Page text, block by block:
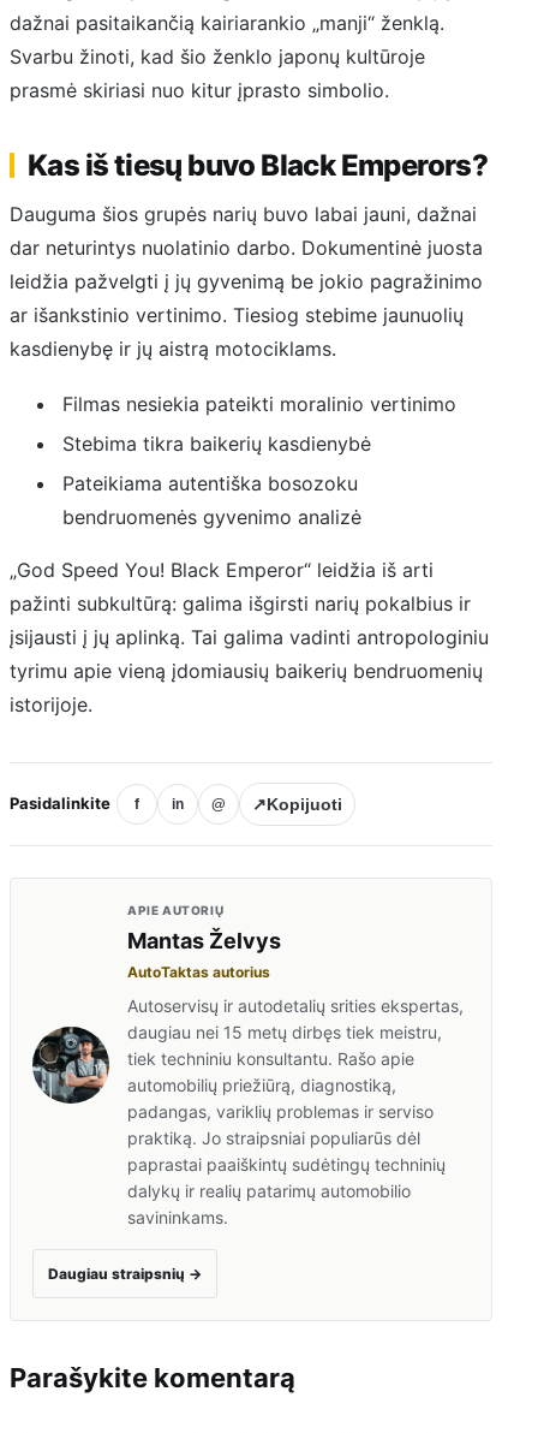
dažnai pasitaikančią kairiarankio „manji“ ženklą.
Svarbu žinoti, kad šio ženklo japonų kultūroje
prasmė skiriasi nuo kitur įprasto simbolio.
Kas iš tiesų buvo Black Emperors?
Dauguma šios grupės narių buvo labai jauni, dažnai
dar neturintys nuolatinio darbo. Dokumentinė juosta
leidžia pažvelgti į jų gyvenimą be jokio pagražinimo
ar išankstinio vertinimo. Tiesiog stebime jaunuolių
kasdienybę ir jų aistrą motociklams.
Filmas nesiekia pateikti moralinio vertinimo
Stebima tikra baikerių kasdienybė
Pateikiama autentiška bosozoku
bendruomenės gyvenimo analizė
„God Speed You! Black Emperor“ leidžia iš arti
pažinti subkultūrą: galima išgirsti narių pokalbius ir
įsijausti į jų aplinką. Tai galima vadinti antropologiniu
tyrimu apie vieną įdomiausių baikerių bendruomenių
istorijoje.
Pasidalinkite f in @ ↗Kopijuoti
APIE AUTORIŲ
Mantas Želvys
AutoTaktas autorius
Autoservisų ir autodetalių srities ekspertas,
daugiau nei 15 metų dirbęs tiek meistru,
tiek techniniu konsultantu. Rašo apie
automobilių priežiūrą, diagnostiką,
padangas, variklių problemas ir serviso
praktiką. Jo straipsniai populiarūs dėl
paprastai paaiškintų sudėtingų techninių
dalykų ir realių patarimų automobilio
savininkams.
Daugiau straipsnių →
Parašykite komentarą